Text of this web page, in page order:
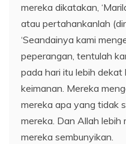
mereka dikatakan,
atau pertahankanlah
‘Seandainya kami
peperangan, tentulah
pada hari itu lebih
keimanan. Mereka
mereka apa yang tidak
mereka. Dan Allah
mereka sembunyikan.